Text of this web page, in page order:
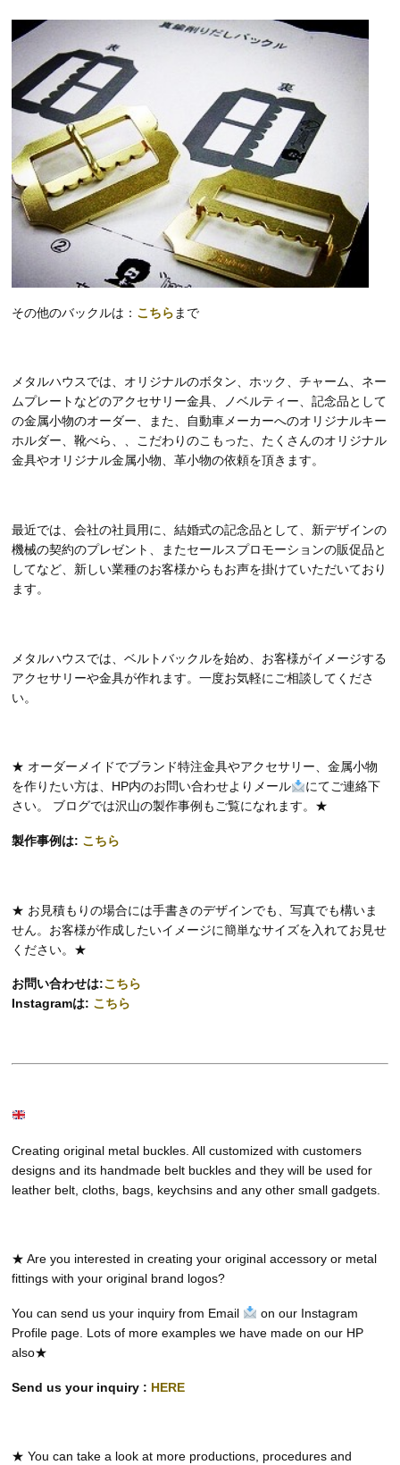
その他のバックルは： こちら まで
メタルハウスでは、オリジナルのボタン、ホック、チャーム、ネー
ムプレートなどのアクセサリー金具、ノベルティー、記念品として
の金属小物のオーダー、また、自動車メーカーへのオリジナルキー
ホルダー、靴べら、、こだわりのこもった、たくさんのオリジナル
金具やオリジナル金属小物、革小物の依頼を頂きます。
最近では、会社の社員用に、結婚式の記念品として、新デザインの
機械の契約のプレゼント、またセールスプロモーションの販促品と
してなど、新しい業種のお客様からもお声を掛けていただいており
ます。
メタルハウスでは、ベルトバックルを始め、お客様がイメージする
アクセサリーや金具が作れます。一度お気軽にご相談してくださ
い。
★ オーダーメイドでブランド特注金具やアクセサリー、金属小物
を作りたい方は、HP内のお問い合わせよりメール
にてご連絡下
さい。 ブログでは沢山の製作事例もご覧になれます。★
製作事例は: こちら
★ お見積もりの場合には手書きのデザインでも、写真でも構いま
せん。お客様が作成したいイメージに簡単なサイズを入れてお見せ
ください。★
お問い合わせは:こちら
Instagramは: こちら
Creating original metal buckles. All customized with customers
designs and its handmade belt buckles and they will be used for
leather belt, cloths, bags, keychsins and any other small gadgets.
★ Are you interested in creating your original accessory or metal
fittings with your original brand logos?
You can send us your inquiry from Email
on our Instagram
Profile page. Lots of more examples we have made on our HP
also★
Send us your inquiry : HERE
★ You can take a look at more productions, procedures and